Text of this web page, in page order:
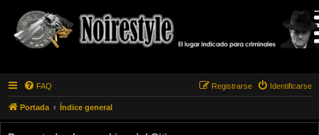
FAQ Identificarse
Registrarse
Portada Índice general